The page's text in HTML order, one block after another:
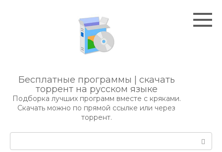
Бесплатные программы | скачать
торрент на русском языке
Подборка лучших программ вместе с кряками.
Скачать можно по прямой ссылке или через
торрент.